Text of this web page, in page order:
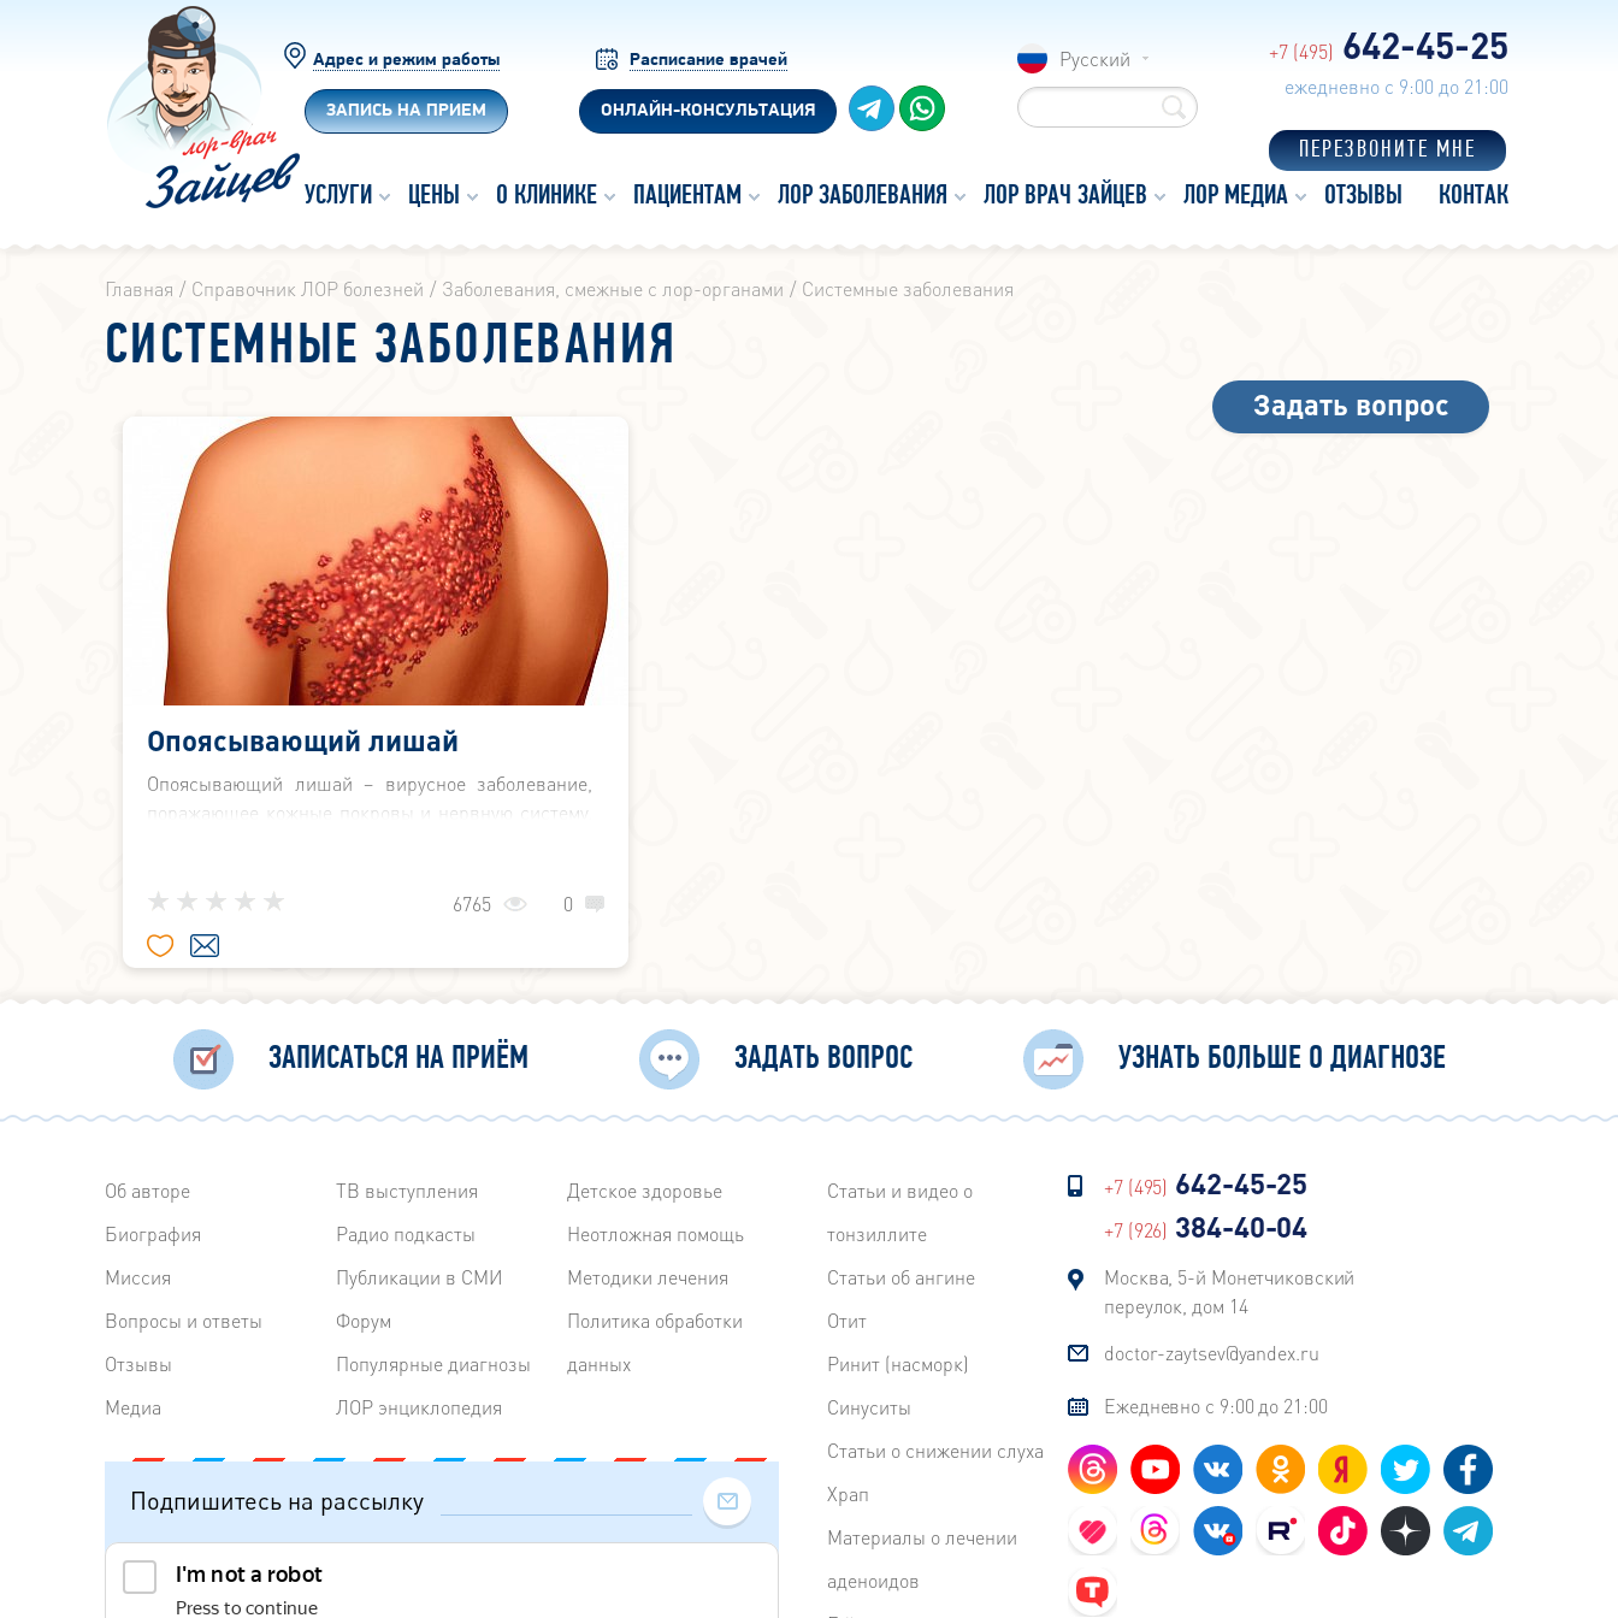
Адрес и режим работы
ЗАПИСЬ НА ПРИЕМ
Расписание врачей
ОНЛАЙН-КОНСУЛЬТАЦИЯ
Русский +7 (495) 642-45-25
ежедневно с 9:00 до 21:00
ПЕРЕЗВОНИТЕ МНЕ
УСЛУГИ ЦЕНЫ О КЛИНИКЕ ПАЦИЕНТАМ ЛОР ЗАБОЛЕВАНИЯ ЛОР ВРАЧ ЗАЙЦЕВ ЛОР МЕДИА ОТЗЫВЫ КОНТАКТЫ
Главная Справочник ЛОР болезней Заболевания, смежные с лор-органами Системные заболевания
СИСТЕМНЫЕ ЗАБОЛЕВАНИЯ
Опоясывающий лишай
Опоясывающий лишай – вирусное заболевание,
поражающее кожные покровы и нервную систему.
6765
0
Задать вопрос
ЗАПИСАТЬСЯ НА ПРИЁМ ЗАДАТЬ ВОПРОС УЗНАТЬ БОЛЬШЕ О ДИАГНОЗЕ
Об авторе
Биография
Миссия
Вопросы и ответы
Отзывы
Медиа
ТВ выступления
Радиo подкасты
Публикации в СМИ
Форум
Популярные диагнозы
ЛОР энциклопедия
Детское здоровье
Неотложная помощь
Методики лечения
Политика обработки
данных
Подпишитесь на рассылку
Статьи и видео о
тонзиллите
Статьи об ангине
Отит
Ринит (насморк)
Синуситы
Статьи о снижении слуха
Храп
Материалы о лечении
аденоидов
+7 (495) 642-45-25
+7 (926) 384-40-04
Москва, 5-й Монетчиковский
переулок, дом 14
doctor-zaytsev@yandex.ru
Ежедневно с 9:00 до 21:00